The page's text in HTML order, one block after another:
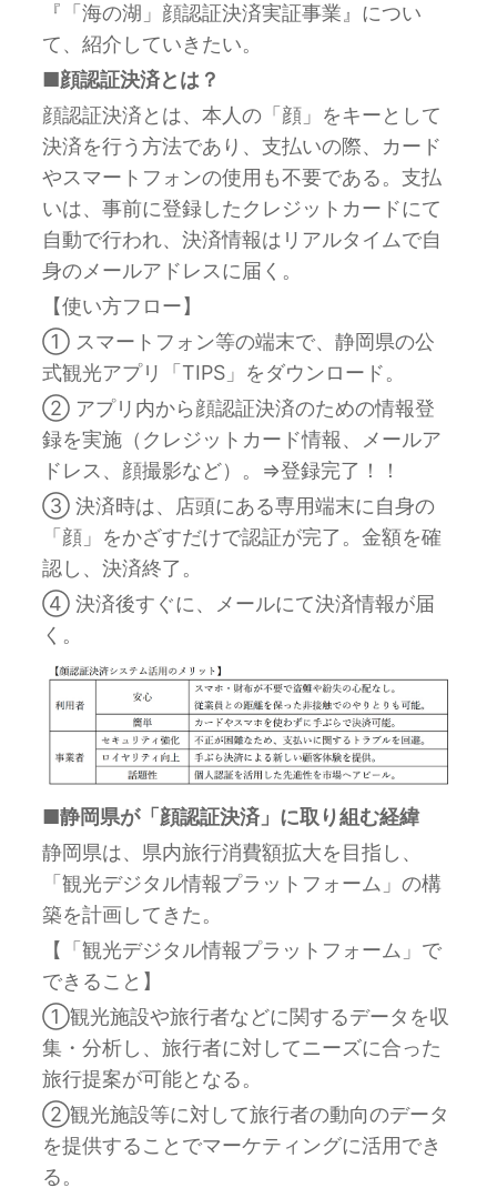
『「海の湖」顔認証決済実証事業』につい
て、紹介していきたい。
■顔認証決済とは？
顔認証決済とは、本人の「顔」をキーとして
決済を行う方法であり、支払いの際、カード
やスマートフォンの使用も不要である。支払
いは、事前に登録したクレジットカードにて
自動で行われ、決済情報はリアルタイムで自
身のメールアドレスに届く。
【使い方フロー】
① スマートフォン等の端末で、静岡県の公
式観光アプリ「TIPS」をダウンロード。
② アプリ内から顔認証決済のための情報登
録を実施（クレジットカード情報、メールア
ドレス、顔撮影など）。⇒登録完了！！
③ 決済時は、店頭にある専用端末に自身の
「顔」をかざすだけで認証が完了。金額を確
認し、決済終了。
④ 決済後すぐに、メールにて決済情報が届
く。
■静岡県が「顔認証決済」に取り組む経緯
静岡県は、県内旅行消費額拡大を目指し、
「観光デジタル情報プラットフォーム」の構
築を計画してきた。
【「観光デジタル情報プラットフォーム」で
できること】
①観光施設や旅行者などに関するデータを収
集・分析し、旅行者に対してニーズに合った
旅行提案が可能となる。
②観光施設等に対して旅行者の動向のデータ
を提供することでマーケティングに活用でき
る。